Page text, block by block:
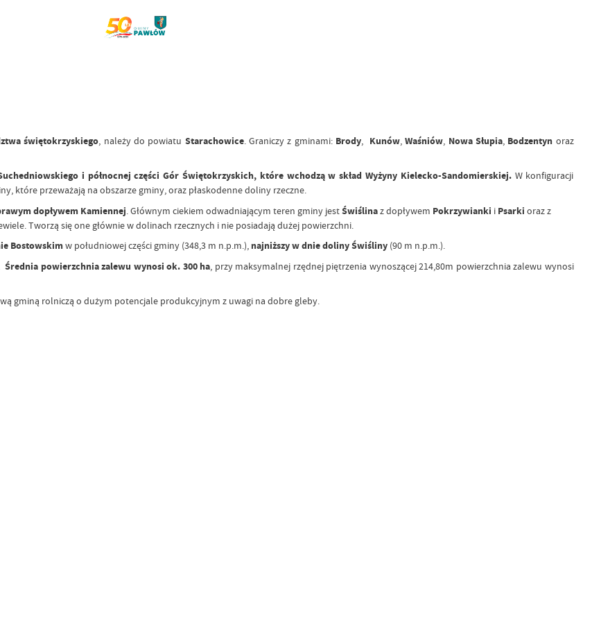
świętokrzyskiego, należy do powiatu Starachowice. Graniczy z gminami: Brody, Kunów,Waśniów, Nowa Słupia, Bodzentyn oraz
i północnej części Gór Świętokrzyskich, które wchodzą w skład Wyżyny Kielecko-Sandomierskiej.W konfiguracji
które przeważają na obszarze gminy, oraz płaskodenne doliny rzeczne.
dopływem Kamiennej. Głównym ciekiem odwadniającym teren gminy jestŚwiślinaz dopływem Pokrzywianki i Psarki oraz z
Tworzą się one głównie w dolinach rzecznych i nie posiadają dużej powierzchni.
Bostowskimw południowej części gminy (348,3 m n.p.m.), najniższy w dnie doliny Świśliny(90 m n.p.m.).
Średnia powierzchnia zalewu wynosi ok. 300 ha, przy maksymalnej rzędnej piętrzenia wynoszącej 214,80m powierzchnia zalewu wynosi
gminą rolniczą o dużym potencjale produkcyjnym z uwagi na dobre gleby.